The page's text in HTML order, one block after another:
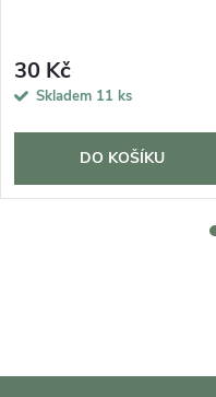
30 Kč
Skladem 11 ks
DO KOŠÍKU